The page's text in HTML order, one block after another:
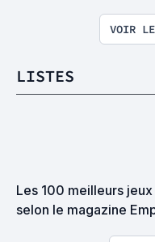
VOIR
LISTES
Les 100 meilleurs
selon le magazine